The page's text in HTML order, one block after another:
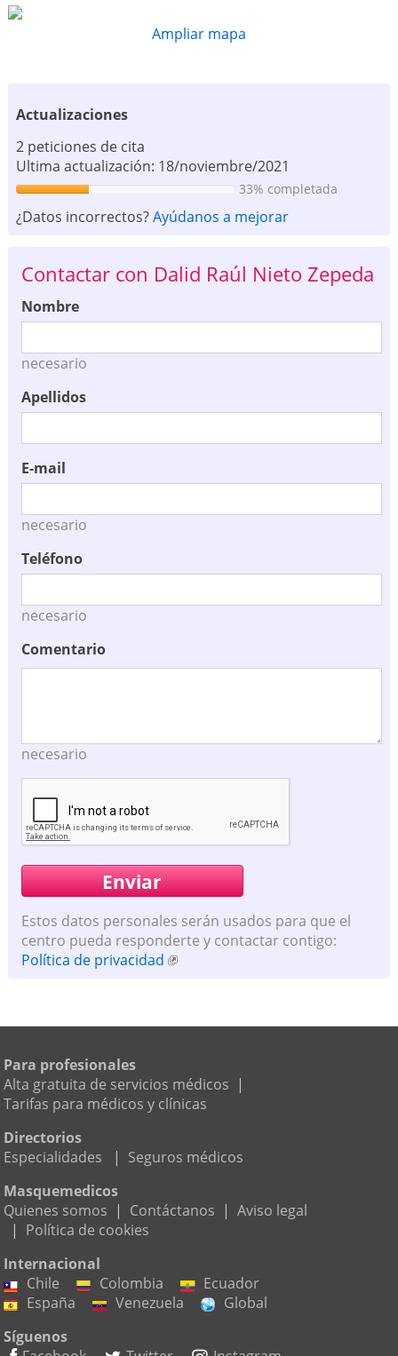
Ampliar mapa
Actualizaciones
2 peticiones de cita
Ultima actualización: 18/noviembre/2021
33% completada
¿Datos incorrectos?Ayúdanos a mejorar
Contactar con Dalid Raúl Nieto Zepeda
Nombre
necesario
Apellidos
E-mail
necesario
Teléfono
necesario
Comentario
necesario
Estos datos personales serán usados para que el
centro pueda responderte y contactar contigo:
Política de privacidad
Para profesionales
Alta gratuita de servicios médicos |
Tarifas para médicos y clínicas
Directorios
Especialidades
| Seguros médicos
Masquemedicos
Quienes somos | Contáctanos | Aviso legal
| Política de cookies
Internacional
Chile
Colombia
Ecuador
España
Venezuela
Global
Síguenos